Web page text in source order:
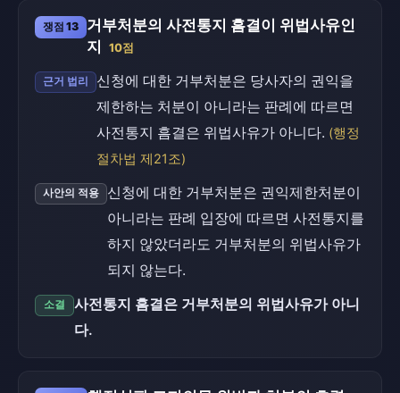
쟁점 13
거부처분의 사전통지 흠결이 위법사유인
지
10점
근거 법리
신청에 대한 거부처분은 당사자의 권익을
제한하는 처분이 아니라는 판례에 따르면
사전통지 흠결은 위법사유가 아니다. (행정
절차법 제21조)
사안의 적용
신청에 대한 거부처분은 권익제한처분이
아니라는 판례 입장에 따르면 사전통지를
하지 않았더라도 거부처분의 위법사유가
되지 않는다.
소결
사전통지 흠결은 거부처분의 위법사유가 아니
다.